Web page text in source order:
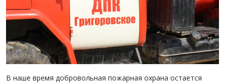
В наше время добровольная пожарная охрана остается